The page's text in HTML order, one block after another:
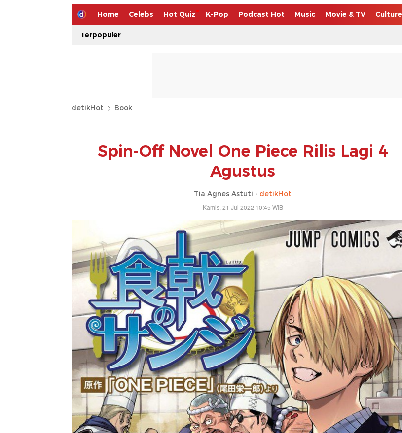
Home Celebs Hot Quiz K-Pop Podcast Hot Music Movie & TV Culture
Terpopuler
detikHot Book
Spin-Off Novel One Piece Rilis Lagi 4
Agustus
Tia Agnes Astuti - detikHot
Kamis, 21 Jul 2022 10:45 WIB